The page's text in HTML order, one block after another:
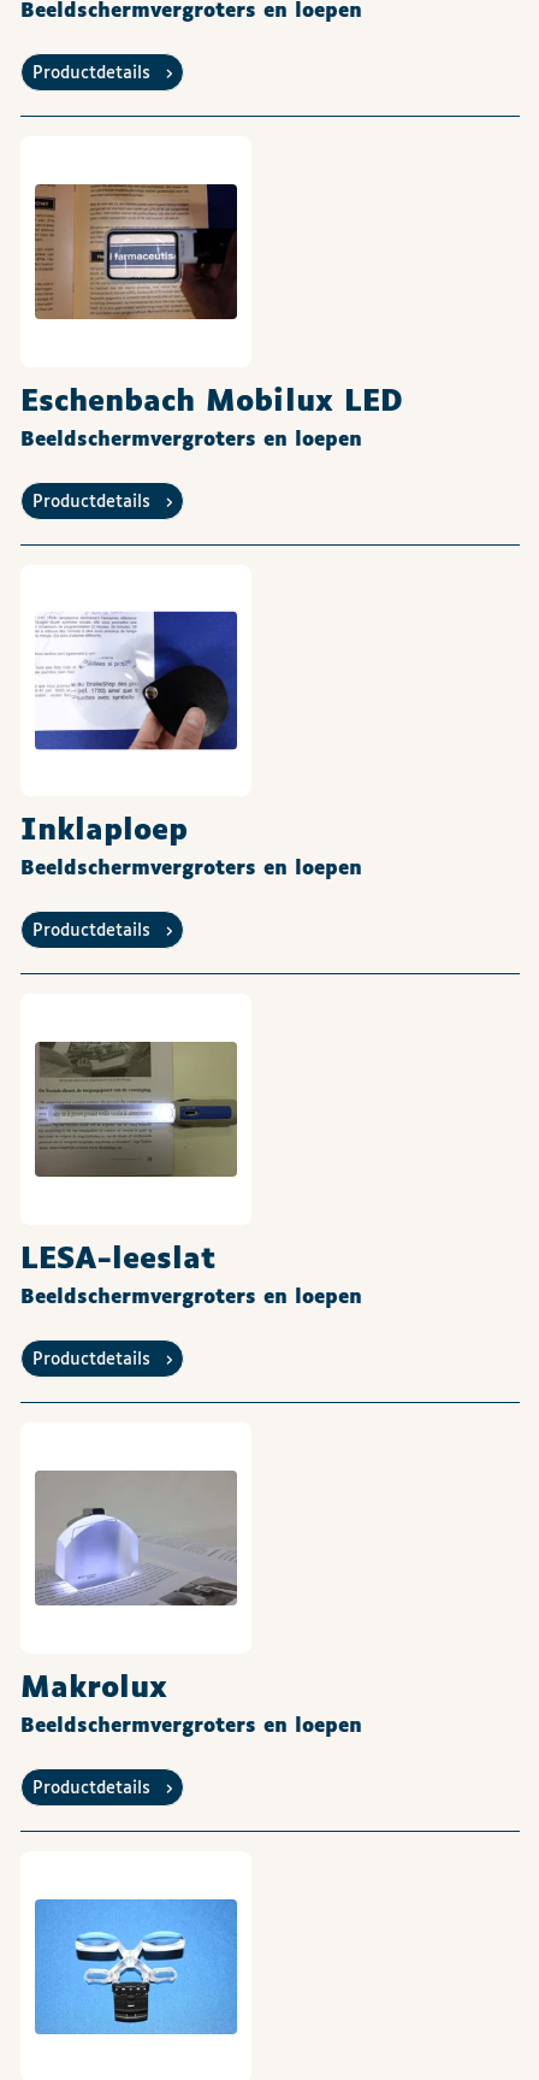
Beeldschermvergroters en loepen
Productdetails
Eschenbach Mobilux LED
Beeldschermvergroters en loepen
Productdetails
Inklaploep
Beeldschermvergroters en loepen
Productdetails
LESA-leeslat
Beeldschermvergroters en loepen
Productdetails
Makrolux
Beeldschermvergroters en loepen
Productdetails